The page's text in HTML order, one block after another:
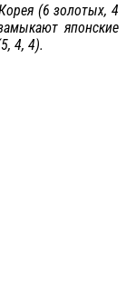
(6 золотых, 4
японские
4, 4).